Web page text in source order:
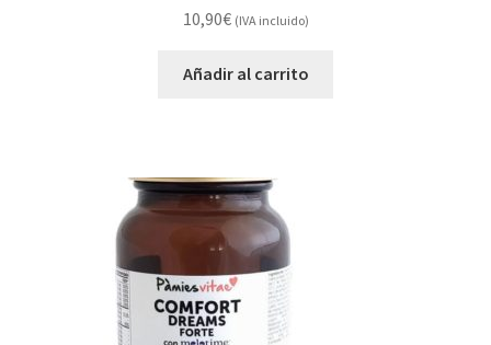
10,90€ (IVA incluido)
Añadir al carrito